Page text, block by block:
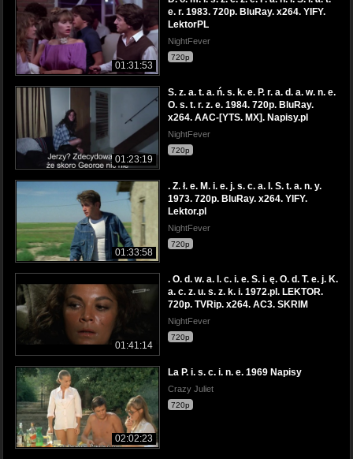
01:31:53
e. r. 1983. 720p. BluRay. x264. YIFY.
LektorPL
NightFever
720p
01:23:19
S. z. a. t. a. ń. s. k. e. P. r. a. d. a. w. n. e.
O. s. t. r. z. e. 1984. 720p. BluRay.
x264. AAC-[YTS. MX]. Napisy.pl
NightFever
720p
01:33:58
. Z. ł. e. M. i. e. j. s. c. a. I. S. t. a. n. y.
1973. 720p. BluRay. x264. YIFY.
Lektor.pl
NightFever
720p
01:41:14
. O. d. w. a. l. c. i. e. S. i. ę. O. d. T. e. j. K.
a. c. z. u. s. z. k. i. 1972.pl. LEKTOR.
720p. TVRip. x264. AC3. SKRIM
NightFever
720p
02:02:23
La P. i. s. c. i. n. e. 1969 Napisy
Crazy Juliet
720p